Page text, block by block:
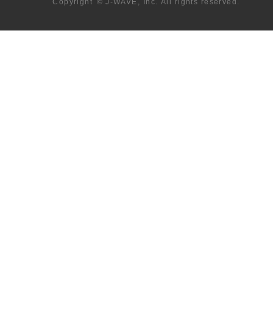
Copyright © J-WAVE, Inc. All rights reserved.